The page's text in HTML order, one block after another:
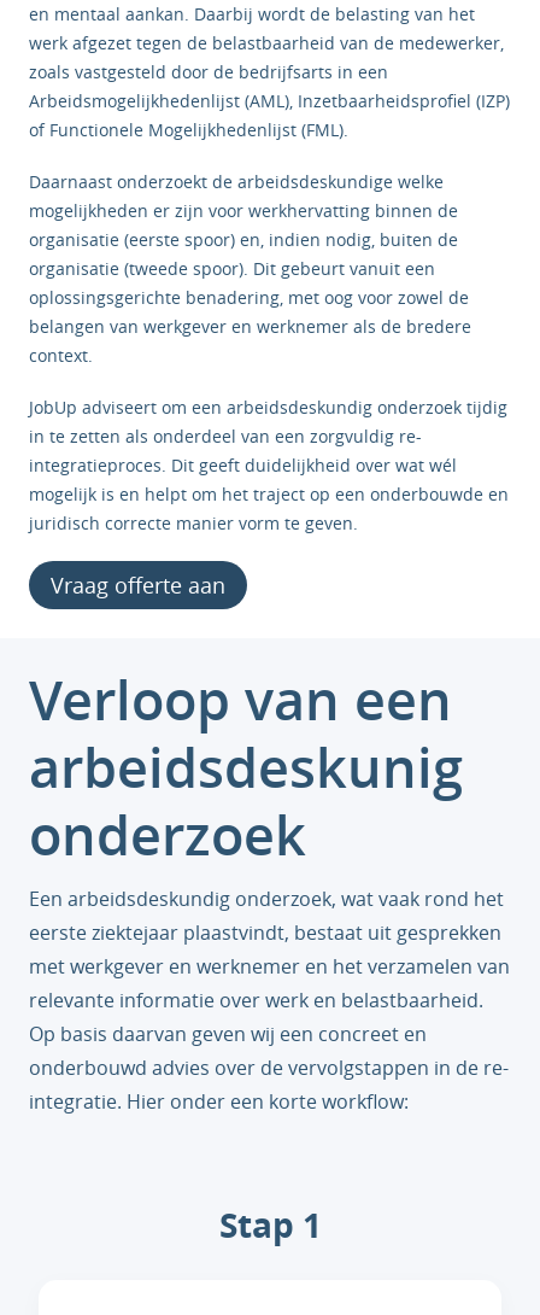
en mentaal aankan. Daarbij wordt de belasting van het
werk afgezet tegen de belastbaarheid van de medewerker,
zoals vastgesteld door de bedrijfsarts in een
Arbeidsmogelijkhedenlijst (AML), Inzetbaarheidsprofiel (IZP)
of Functionele Mogelijkhedenlijst (FML).
Daarnaast onderzoekt de arbeidsdeskundige welke
mogelijkheden er zijn voor werkhervatting binnen de
organisatie (eerste spoor) en, indien nodig, buiten de
organisatie (tweede spoor). Dit gebeurt vanuit een
oplossingsgerichte benadering, met oog voor zowel de
belangen van werkgever en werknemer als de bredere
context.
JobUp adviseert om een arbeidsdeskundig onderzoek tijdig
in te zetten als onderdeel van een zorgvuldig re-
integratieproces. Dit geeft duidelijkheid over wat wél
mogelijk is en helpt om het traject op een onderbouwde en
juridisch correcte manier vorm te geven.
Vraag offerte aan
Verloop van een
arbeidsdeskunig
onderzoek
Een arbeidsdeskundig onderzoek, wat vaak rond het
eerste ziektejaar plaastvindt, bestaat uit gesprekken
met werkgever en werknemer en het verzamelen van
relevante informatie over werk en belastbaarheid.
Op basis daarvan geven wij een concreet en
onderbouwd advies over de vervolgstappen in de re-
integratie. Hier onder een korte workflow:
Stap 1